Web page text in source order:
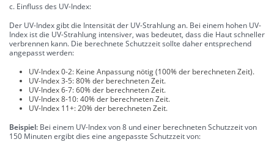
c. Einfluss des UV-Index:
Der UV-Index gibt die Intensität der UV-Strahlung an. Bei einem hohen UV-
Index ist die UV-Strahlung intensiver, was bedeutet, dass die Haut schneller
verbrennen kann. Die berechnete Schutzzeit sollte daher entsprechend
angepasst werden:
UV-Index 0-2: Keine Anpassung nötig (100% der berechneten Zeit).
UV-Index 3-5: 80% der berechneten Zeit.
UV-Index 6-7: 60% der berechneten Zeit.
UV-Index 8-10: 40% der berechneten Zeit.
UV-Index 11+: 20% der berechneten Zeit.
Beispiel: Bei einem UV-Index von 8 und einer berechneten Schutzzeit von
150 Minuten ergibt dies eine angepasste Schutzzeit von: